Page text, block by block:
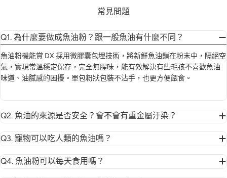
常見問題
Q1. 為什麼要做成魚油粉？跟一般魚油有什麼不同？
魚油粉機能賞 DX 採用微膠囊包埋技術，將新鮮魚油鎖在粉末中，隔絕空
氣，實現常溫穩定保存，完全無腥味，能有效解決有些毛孩不喜歡魚油
味道、油膩感的困擾。單包粉狀包裝不沾手，也更方便餵食。
Q2. 魚油的來源是否安全？會不會有重金屬汙染？
Q3. 寵物可以吃人類的魚油嗎？
Q4. 魚油粉可以每天食用嗎？